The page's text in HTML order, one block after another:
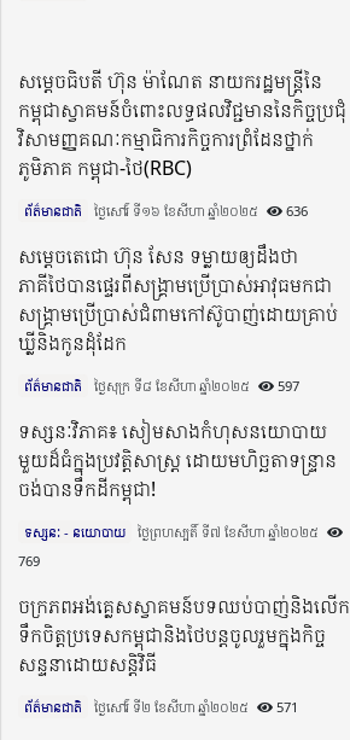
សម្តេចធិបតី ហ៊ុន ម៉ាណែត នាយករដ្ឋមន្ត្រីនៃ
កម្ពុជាស្វាគមន៍ចំពោះលទ្ធផលវិជ្ជមាននៃកិច្ចប្រជុំ
វិសាមញ្ញគណៈកម្មាធិការកិច្ចការព្រំដែនថ្នាក់
ភូមិភាគ កម្ពុជា-ថៃ(RBC)
ព័ត៌មានជាតិ ថ្ងៃសៅរ៍ ទី១៦ ខែសីហា ឆ្នាំ២០២៥​ 636
សម្ដេចតេជោ ហ៊ុន សែន ទម្លាយឲ្យដឹងថា
ភាគីថៃបានផ្ទេរពីសង្គ្រាមប្រើប្រាស់អាវុធមកជា
សង្រ្គាមប្រើប្រាស់ជំពាមកៅស៊ូបាញ់ដោយគ្រាប់
ឃ្លីនិងកូនដុំដែក
ព័ត៌មានជាតិ ថ្ងៃសុក្រ ទី៨ ខែសីហា ឆ្នាំ២០២៥​ 597
ទស្សនៈវិភាគ៖ សៀមសាងកំហុសនយោបាយ
មួយដ៏ធំក្នុងប្រវត្តិសាស្ត្រ ដោយមហិច្ឆតាទន្ទ្រាន
ចង់បានទឹកដីកម្ពុជា!
ទស្សនៈ - នយោបាយ
ថ្ងៃព្រហស្បតិ៍ ទី៧ ខែសីហា ឆ្នាំ២០២៥​
769
ចក្រភពអង់គ្លេសស្វាគមន៍បទឈប់បាញ់និងលើក
ទឹកចិត្តប្រទេសកម្ពុជានិងថៃបន្តចូលរួមក្នុងកិច្ច
សន្ទនាដោយសន្តិវិធី
ព័ត៌មានជាតិ ថ្ងៃសៅរ៍ ទី២ ខែសីហា ឆ្នាំ២០២៥​ 571